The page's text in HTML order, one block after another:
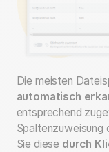
Die meisten
automatisch
entsprechend
Spaltenzuweisung
Sie diese durch